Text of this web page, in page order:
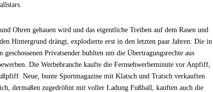
Ohren gehauen wird und das eigentliche Treiben auf dem Rasen und
Hintergrund drängt, explodierte erst in den letzten paar Jahren: Die in
geschossenen Privatsender buhlten um die Übertragungsrechte aus
Die Werbebranche kaufte die Fernsehwerbeminute vor Anpfiff,
Neue, bunte Sportmagazine mit Klatsch und Tratsch verkauften
dermaßen zugedröhnt mit voller Ladung Fußball, kauften auch die